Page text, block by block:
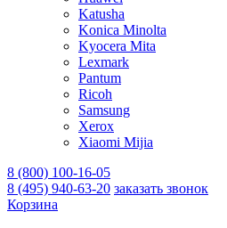
Katusha
Konica Minolta
Kyocera Mita
Lexmark
Pantum
Ricoh
Samsung
Xerox
Xiaomi Mijia
8 (800) 100-16-05
8 (495) 940-63-20 заказать звонок
Корзина